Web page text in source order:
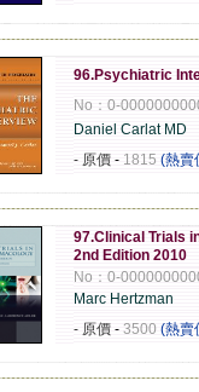
96.Psychiatric
No：0-
Daniel Carlat MD
- 原價 - 1815 (熱賣
97.Clinical Trials
2nd Edition 2010
No：0-
Marc Hertzman
- 原價 - 3500 (熱賣